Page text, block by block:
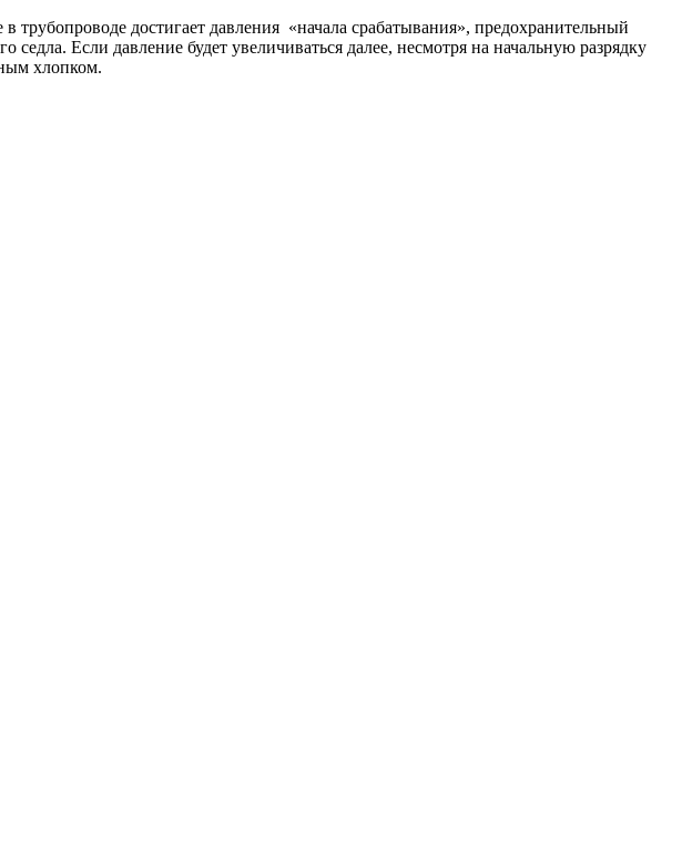
достигает давления «начала срабатывания», предохранительный
Если давление будет увеличиваться далее, несмотря на начальную разрядку
хлопком.